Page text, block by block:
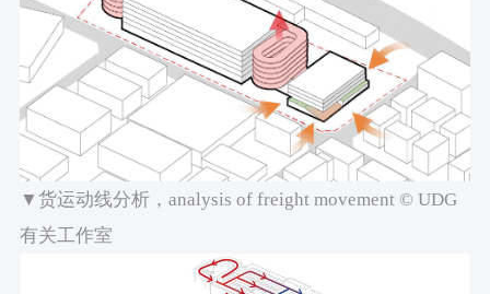
▼货运动线分析，analysis of freight movement © UDG
有关工作室